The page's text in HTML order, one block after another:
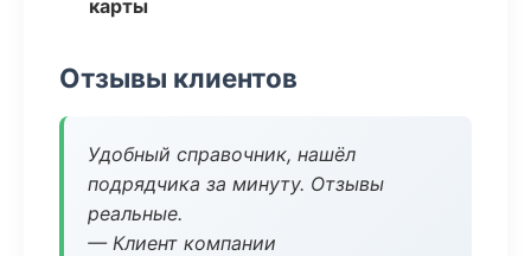
карты
Отзывы клиентов
Удобный справочник, нашёл
подрядчика за минуту. Отзывы
реальные.
— Клиент компании